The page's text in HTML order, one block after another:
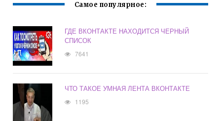
Самое популярное:
ГДЕ ВКОНТАКТЕ НАХОДИТСЯ ЧЕРНЫЙ
СПИСОК
7641
ЧТО ТАКОЕ УМНАЯ ЛЕНТА ВКОНТАКТЕ
1195